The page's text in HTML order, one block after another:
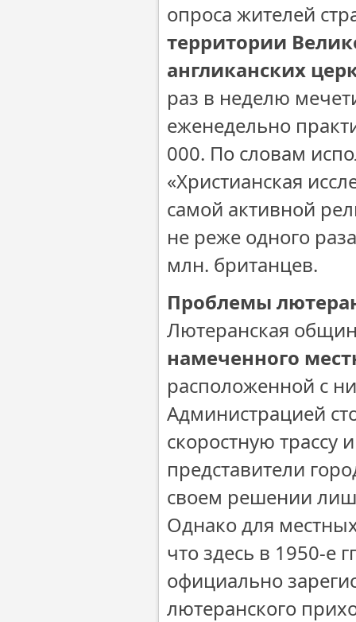
опроса жителей
территории
англиканских
раз в неделю
еженедельно
000. По словам
«Христианская
самой активной
не реже одного
млн. британцев.
Проблемы
Лютеранская
намеченного
расположенной с
Администрацией
скоростную трассу
представители
своем решении
Однако для
что здесь в 1950-е
официально
лютеранского